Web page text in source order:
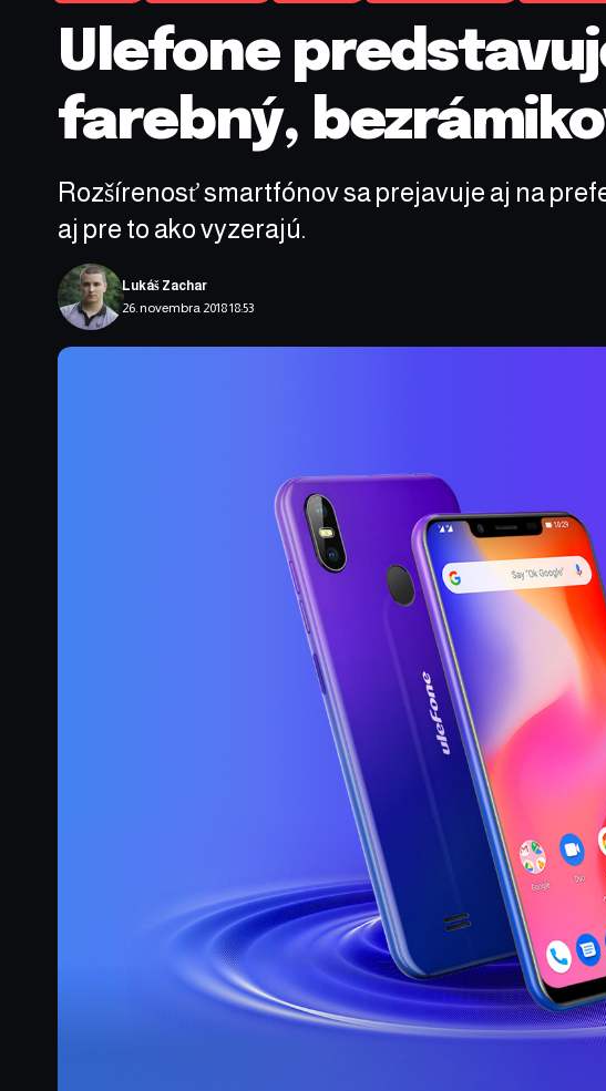
Ulefone
farebný,
Rozšírenosť smartfónov sa prejavuje aj na
aj pre to ako vyzerajú.
26. novembra 2018 18:53
Lukáš Zachar